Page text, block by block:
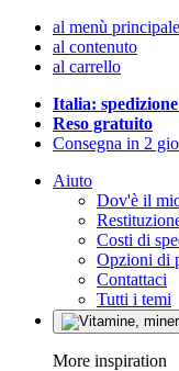
al menù principale
al contenuto
al carrello
Italia:
Reso gratuito
Consegna in 2
Aiuto
Dov'è il
Costi di
Opzioni di
Contattaci
Tutti i temi
More inspiration